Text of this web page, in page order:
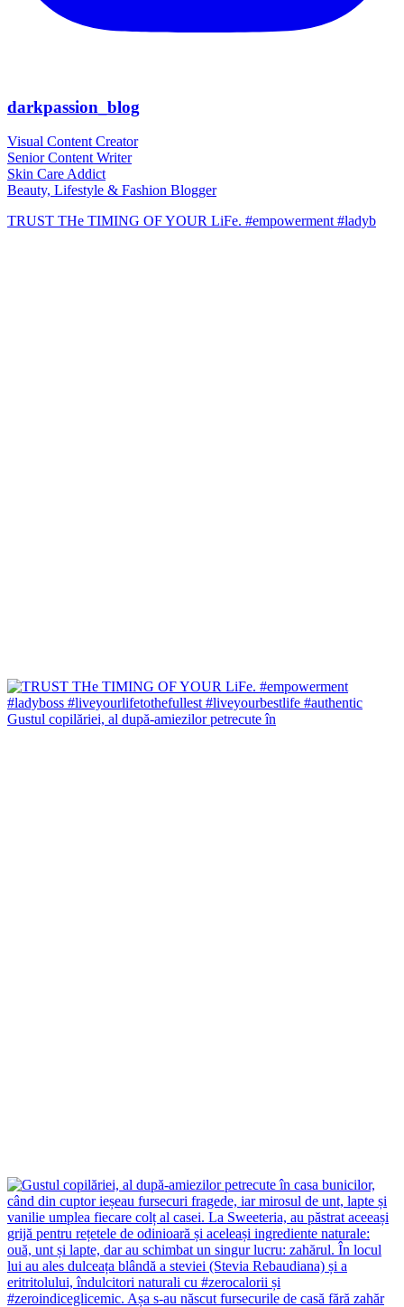
darkpassion_blog
Visual Content Creator
Senior Content Writer
Skin Care Addict
Beauty, Lifestyle & Fashion Blogger
TRUST THe TIMING OF YOUR LiFe. #empowerment #ladyb
Gustul copilăriei, al după-amiezilor petrecute în